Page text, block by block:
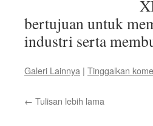
bertujuan untuk
industri serta
Galeri Lainnya | Tinggalkan
← Tulisan lebih lama